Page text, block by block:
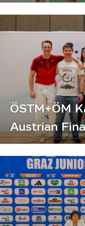
ÖSTM+ÖM
Austrian